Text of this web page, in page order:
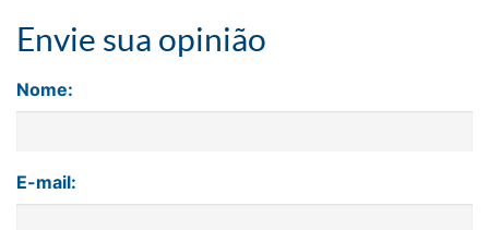
Envie sua opinião
Nome:
E-mail: